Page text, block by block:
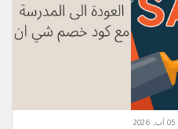
05 آب, 2026